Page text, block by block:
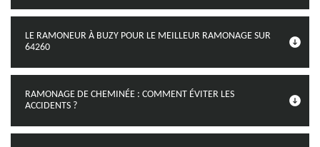
LE RAMONEUR À BUZY POUR LE MEILLEUR RAMONAGE SUR
64260
RAMONAGE DE CHEMINÉE : COMMENT ÉVITER LES
ACCIDENTS ?